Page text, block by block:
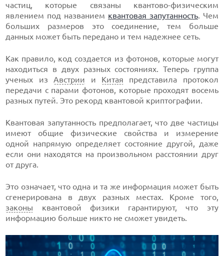
частиц, которые связаны квантово-физическим
явлением под названием квантовая запутанность. Чем
больших размеров это соединение, тем больше
данных может быть передано и тем надежнее сеть.
Как правило, код создается из фотонов, которые могут
находиться в двух разных состояниях. Теперь группа
ученых изАвстрии и Китая представила протокол
передачи с парами фотонов, которые проходят восемь
разных путей. Это рекорд квантовой криптографии.
Квантовая запутанность предполагает, что две частицы
имеют общие физические свойства и измерение
одной напрямую определяет состояние другой, даже
если они находятся на произвольном расстоянии друг
от друга.
Это означает, что одна и та же информация может быть
сгенерирована в двух разных местах. Кроме того,
законы квантовой физики гарантируют, что эту
информацию больше никто не сможет увидеть.